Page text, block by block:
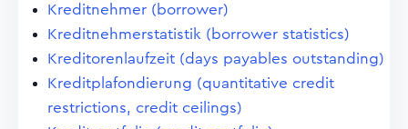
Kreditnehmer (borrower)
Kreditnehmerstatistik (borrower statistics)
Kreditorenlaufzeit (days payables outstanding)
Kreditplafondierung (quantitative credit
restrictions, credit ceilings)